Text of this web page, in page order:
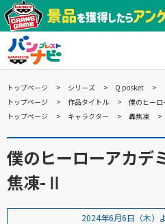
トップページ シリーズ
Q posket
トップページ
作品タイトル
僕のヒーロ
トップページ
キャラクター 轟焦凍
僕のヒーローアカデ
焦凍-Ⅱ
2024年6月6日（木）